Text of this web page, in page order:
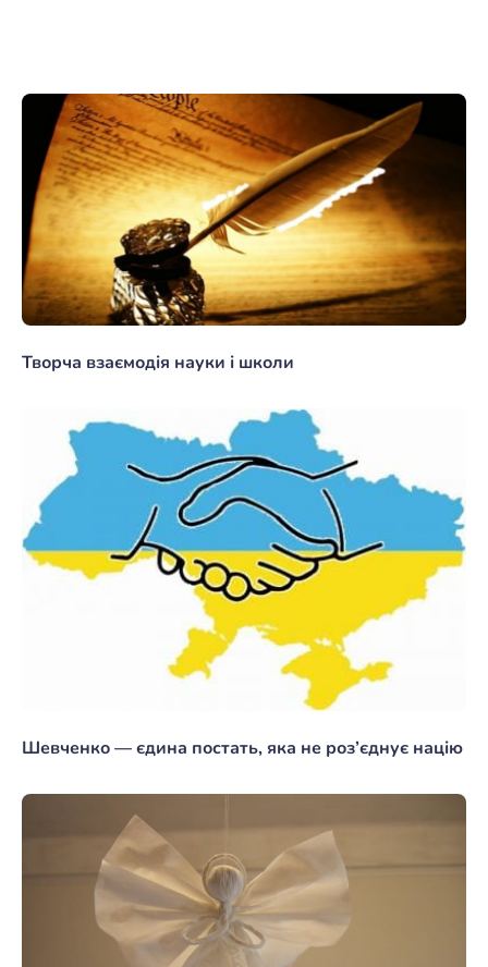
Творча взаємодія науки і школи
Шевченко — єдина постать, яка не роз’єднує націю